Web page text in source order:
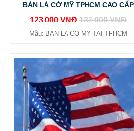
BÁN LÁ CỜ MỸ TPHCM CAO CẤP
123.000 VNĐ 132.000 VNĐ
Mẫu: BAN LA CO MY TAI TPHCM